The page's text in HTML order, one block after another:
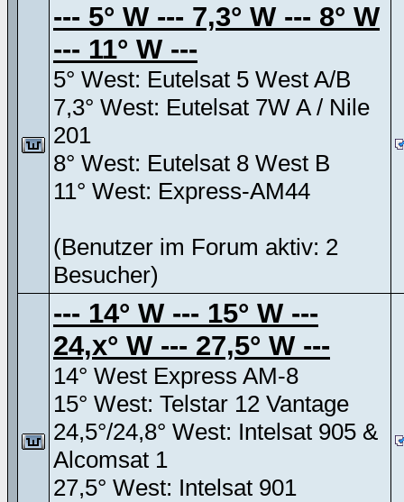
--- 5° W --- 7,3° W --- 8° W
--- 11° W ---
5° West: Eutelsat 5 West A/B
7,3° West: Eutelsat 7W A / Nile
201
8° West: Eutelsat 8 West B
11° West: Express-AM44
(Benutzer im Forum aktiv: 2
Besucher)
--- 14° W --- 15° W ---
24,x° W --- 27,5° W ---
14° West Express AM-8
15° West: Telstar 12 Vantage
24,5°/24,8° West: Intelsat 905 &
Alcomsat 1
27,5° West: Intelsat 901